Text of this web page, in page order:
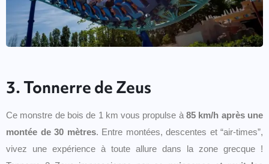
3. Tonnerre de Zeus
Ce monstre de bois de 1 km vous propulse à85 km/h après une
montée de 30 mètres. Entre montées, descentes et “air-times”,
vivez une expérience à toute allure dans la zone grecque !